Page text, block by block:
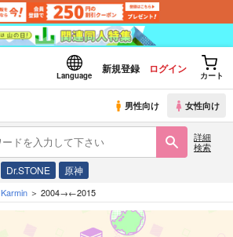
Language
新規登録 ログイン
カート
男性向け 女性向け
詳細
検索
Dr.STONE 原神
Karmin 2004→←2015